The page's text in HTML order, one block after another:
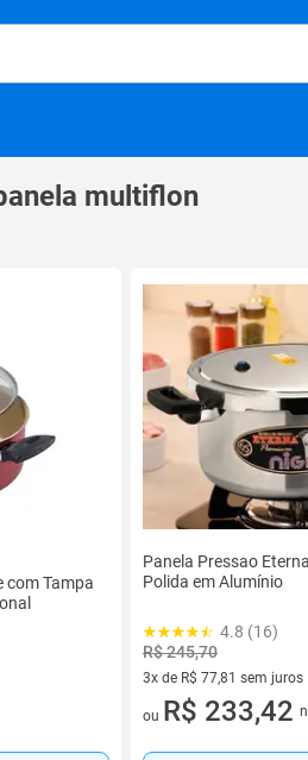
multiflon
com Tampa
Panela Pressao
Polida em Alumínio
4.8 (16)
R$ 245,70
3x de R$ 77,81 sem juros
3 vez de R$ 77,81 sem
ou R$ 233,42